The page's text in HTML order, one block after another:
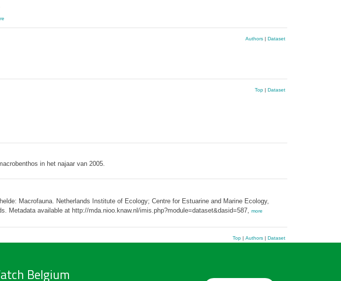
Authors| Dataset
Top| Dataset
in het najaar van 2005.
Macrofauna. Netherlands Institute of Ecology; Centre for Estuarine and Marine Ecology,
Metadata available at http://mda.nioo.knaw.nl/imis.php?module=dataset&dasid=587, more
Top| Authors| Dataset
Belgium